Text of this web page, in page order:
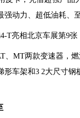
动力、超低油耗、
、MT两款变速器，
车架和3 2大尺寸